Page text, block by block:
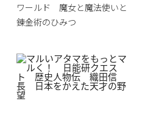
ワールド 魔女と魔法使いと
錬金術のひみつ